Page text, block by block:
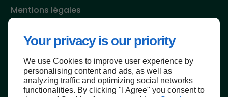
Your privacy is our priority
We use Cookies to improve user experience by
personalising content and ads, as well as
analyzing traffic and optimizing social networks
functionalities. By clicking "I Agree" you consent to
Mentions légales